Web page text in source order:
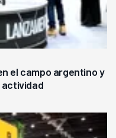
el campo argentino y